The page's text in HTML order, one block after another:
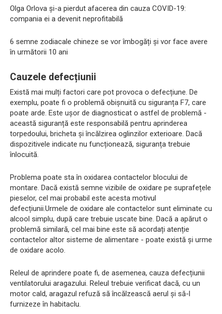
Olga Orlova și-a pierdut afacerea din cauza COVID-19:
compania ei a devenit neprofitabilă
6 semne zodiacale chineze se vor îmbogăți și vor face avere
în următorii 10 ani
Cauzele defecțiunii
Există mai mulți factori care pot provoca o defecțiune. De
exemplu, poate fi o problemă obișnuită cu siguranța F7, care
poate arde. Este ușor de diagnosticat o astfel de problemă -
această siguranță este responsabilă pentru aprinderea
torpedoului, bricheta și încălzirea oglinzilor exterioare. Dacă
dispozitivele indicate nu funcționează, siguranța trebuie
înlocuită.
Problema poate sta în oxidarea contactelor blocului de
montare. Dacă există semne vizibile de oxidare pe suprafețele
pieselor, cel mai probabil este acesta motivul
defecțiunii.Urmele de oxidare ale contactelor sunt eliminate cu
alcool simplu, după care trebuie uscate bine. Dacă a apărut o
problemă similară, cel mai bine este să acordați atenție
contactelor altor sisteme de alimentare - poate există și urme
de oxidare acolo.
Releul de aprindere poate fi, de asemenea, cauza defecțiunii
ventilatorului aragazului. Releul trebuie verificat dacă, cu un
motor cald, aragazul refuză să încălzească aerul și să-l
furnizeze în habitaclu.